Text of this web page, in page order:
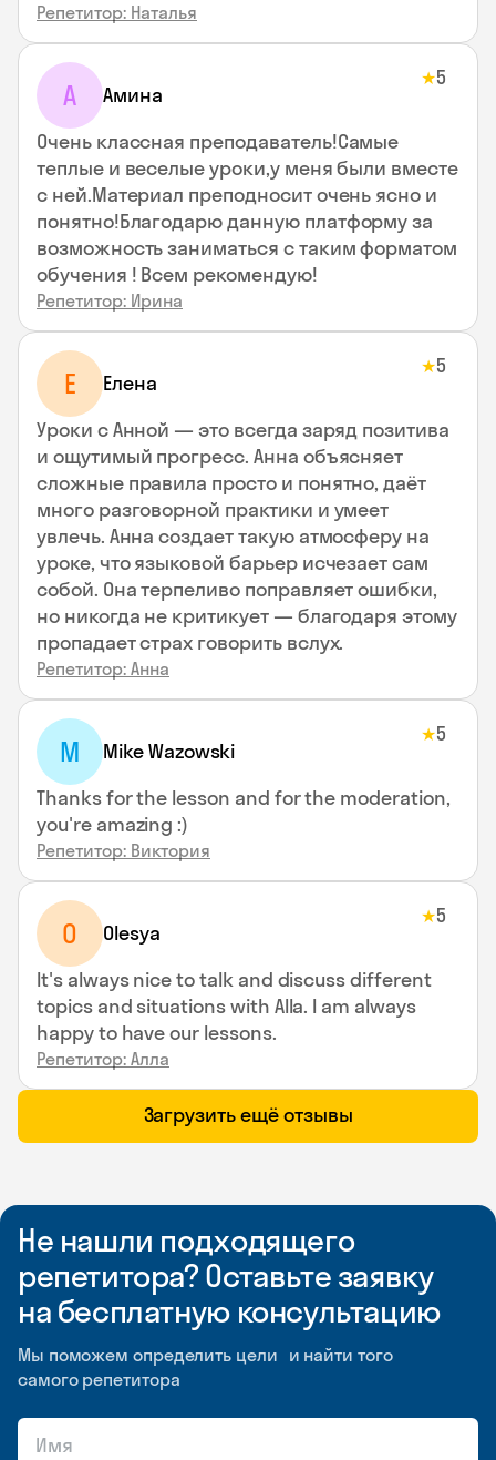
Репетитор: Наталья
А Амина
★5
Очень классная преподаватель!Самые
теплые и веселые уроки,у меня были вместе
с ней.Материал преподносит очень ясно и
понятно!Благодарю данную платформу за
возможность заниматься с таким форматом
обучения ! Всем рекомендую!
Репетитор: Ирина
Е Елена
★5
Уроки с Анной — это всегда заряд позитива
и ощутимый прогресс. Анна объясняет
сложные правила просто и понятно, даёт
много разговорной практики и умеет
увлечь. Анна создает такую атмосферу на
уроке, что языковой барьер исчезает сам
собой. Она терпеливо поправляет ошибки,
но никогда не критикует — благодаря этому
пропадает страх говорить вслух.
Репетитор: Анна
M Mike Wazowski
★5
Thanks for the lesson and for the moderation,
you're amazing :)
Репетитор: Виктория
O Olesya
★5
It's always nice to talk and discuss different
topics and situations with Alla. I am always
happy to have our lessons.
Репетитор: Алла
Загрузить ещё отзывы
Не нашли подходящего
репетитора? Оставьте заявку
на бесплатную консультацию
Мы поможем определить цели и найти того
самого репетитора